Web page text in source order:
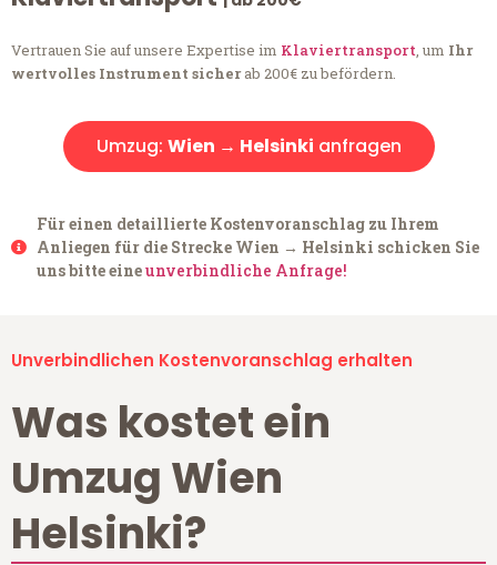
Vertrauen Sie auf unsere Expertise im Klaviertransport, um Ihr
wertvolles Instrument sicherab 200€ zu befördern.
Umzug: Wien → Helsinki anfragen
Für einen detaillierte Kostenvoranschlag zu Ihrem
Anliegen für die Strecke Wien → Helsinki schicken Sie
uns bitte eineunverbindliche Anfrage!
Unverbindlichen Kostenvoranschlag erhalten
Was kostet ein
Umzug Wien
Helsinki?